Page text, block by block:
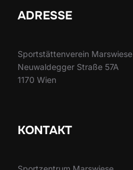
ADRESSE
Sportstättenverein Marswiese
Neuwaldegger Straße 57A
1170 Wien
KONTAKT